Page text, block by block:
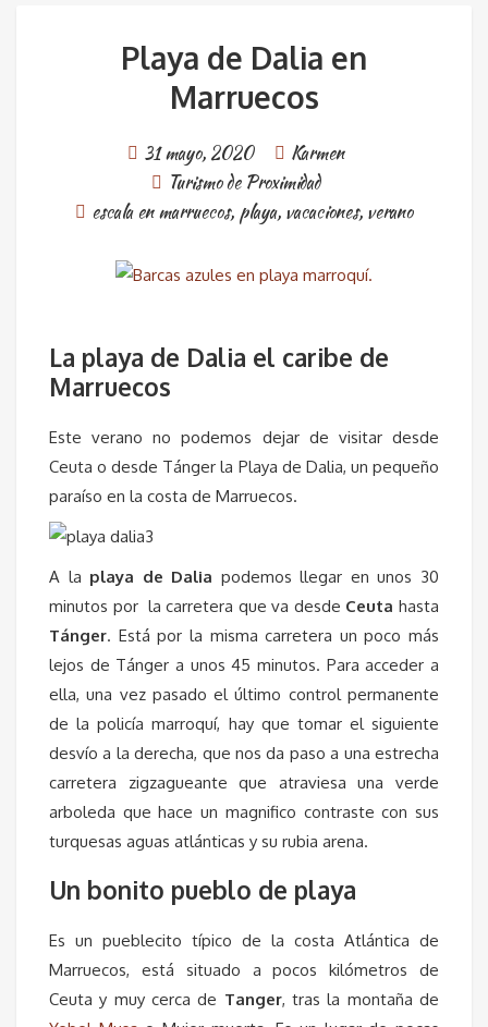
Playa de Dalia en
Marruecos
31 mayo, 2020
Karmen
Turismo de Proximidad
escala en marruecos, playa, vacaciones, verano
La playa de Dalia el caribe de
Marruecos
Este verano no podemos dejar de visitar desde
Ceuta o desde Tánger la Playa de Dalia, un pequeño
paraíso en la costa de Marruecos.
A la playa de Dalia podemos llegar en unos 30
minutos por la carretera que va desde Ceuta hasta
Tánger. Está por la misma carretera un poco más
lejos de Tánger a unos 45 minutos. Para acceder a
ella, una vez pasado el último control permanente
de la policía marroquí, hay que tomar el siguiente
desvío a la derecha, que nos da paso a una estrecha
carretera zigzagueante que atraviesa una verde
arboleda que hace un magnifico contraste con sus
turquesas aguas atlánticas y su rubia arena.
Un bonito pueblo de playa
Es un pueblecito típico de la costa Atlántica de
Marruecos, está situado a pocos kilómetros de
Ceuta y muy cerca de Tanger, tras la montaña de